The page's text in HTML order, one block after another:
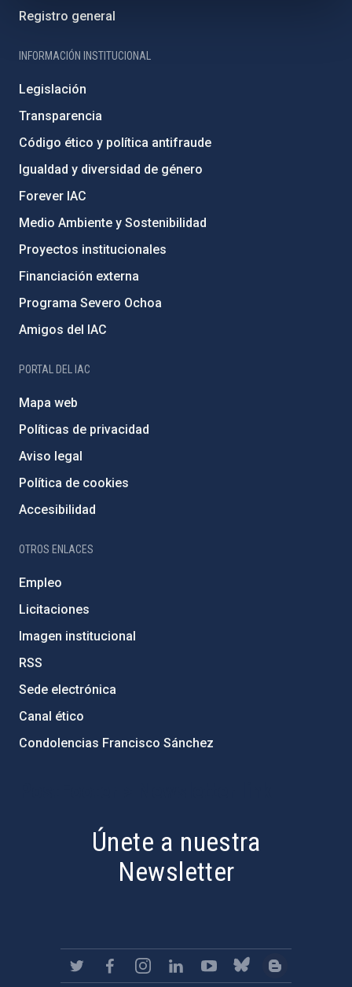
Registro general
INFORMACIÓN INSTITUCIONAL
Legislación
Transparencia
Código ético y política antifraude
Igualdad y diversidad de género
Forever IAC
Medio Ambiente y Sostenibilidad
Proyectos institucionales
Financiación externa
Programa Severo Ochoa
Amigos del IAC
PORTAL DEL IAC
Mapa web
Políticas de privacidad
Aviso legal
Política de cookies
Accesibilidad
OTROS ENLACES
Empleo
Licitaciones
Imagen institucional
RSS
Sede electrónica
Canal ético
Condolencias Francisco Sánchez
Únete a nuestra
Newsletter